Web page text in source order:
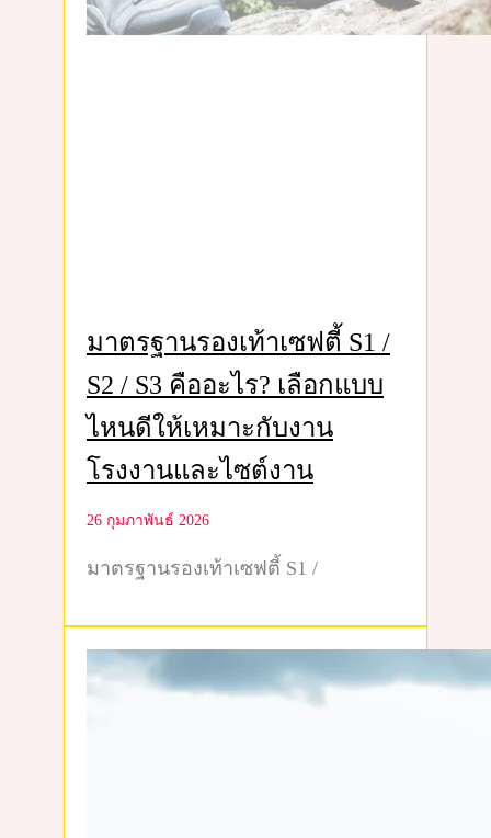
มาตรฐานรองเท้าเซฟตี้ S1 /
S2 / S3 คืออะไร? เลือกแบบ
ไหนดีให้เหมาะกับงาน
โรงงานและไซต์งาน
26 กุมภาพันธ์ 2026
มาตรฐานรองเท้าเซฟตี้ S1 /